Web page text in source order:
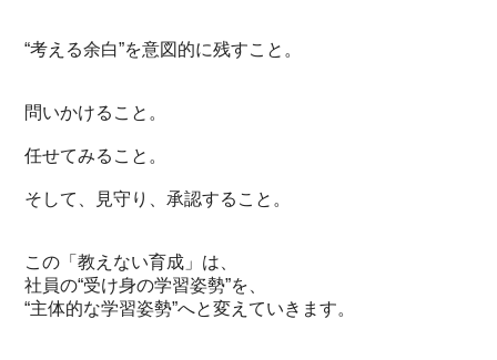
“考える余白”を意図的に残すこと。
問いかけること。
任せてみること。
そして、見守り、承認すること。
この「教えない育成」は、
社員の“受け身の学習姿勢”を、
“主体的な学習姿勢”へと変えていきます。